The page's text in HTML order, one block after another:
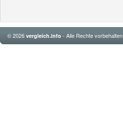
© 2026 vergleich.info - Alle Rechte vorbehalten.